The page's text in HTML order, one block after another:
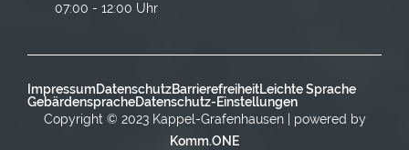
07:00 - 12:00 Uhr
ImpressumDatenschutzBarrierefreiheitLeichte Sprache
GebärdenspracheDatenschutz-Einstellungen
Copyright © 2023 Kappel-Grafenhausen | powered by
Komm.ONE